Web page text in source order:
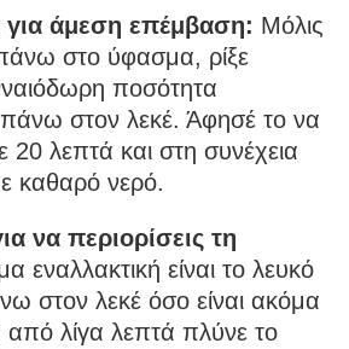
άμεση επέμβαση: Μόλις
στο ύφασμα, ρίξε
ποσότητα
στον λεκέ. Άφησέ το να
20 λεπτά και στη συνέχεια
καθαρό νερό.
να περιορίσεις τη
εναλλακτική είναι το λευκό
στον λεκέ όσο είναι ακόμα
λίγα λεπτά πλύνε το